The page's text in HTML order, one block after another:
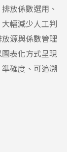
放係數選用、
幅減少人工判
源與係數管理
表化方式呈現
確度、可追溯